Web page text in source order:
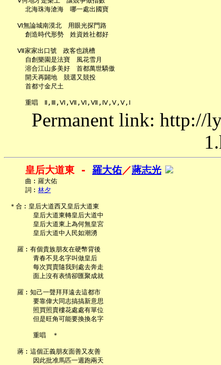
     北海珠海滄海　哪一處出國寶
   Ⅵ無論城南漠北　用眼光探門路
     創造時代形勢　姓資姓社都好
   Ⅶ家家出口號　政客也跳槽
     自創樂園是法寶　風花雪月
     溶合江山多美好　首都萬世驕傲
     開天再闢地　競選又競投
     首都寸金尺土
Permanent link: http://
皇后大道東 - 羅大佑／蔣志光
     曲︰羅大佑
     詞︰
林夕
＊合︰皇后大道西又皇后大道東
       皇后大道東轉皇后大道中
       皇后大道東上為何無皇宮
       皇后大道中人民如潮湧
   羅︰有個貴族朋友在硬幣背後
       青春不見名字叫做皇后
       每次買賣隨我到處去奔走
       面上沒有表情卻匯聚成就
   羅︰知己一聲拜拜遠去這都市
       要靠偉大同志搞搞新意思
       照買照賣樓花處處有單位
       但是旺角可能要換換名字
       重唱　＊
   蔣︰這個正義朋友面善又友善
       因此批准馬匹一週跑兩天